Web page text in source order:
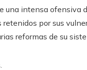
una intensa ofensiva
por sus
reformas de su